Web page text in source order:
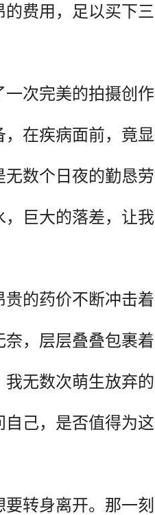
费用，足以买下
次完美的拍摄创
在疾病面前，竟
数个日夜的勤恳
巨大的落差，让
的药价不断冲击
，层层叠叠包裹
无数次萌生放弃的
己，是否值得为
转身离开。那一